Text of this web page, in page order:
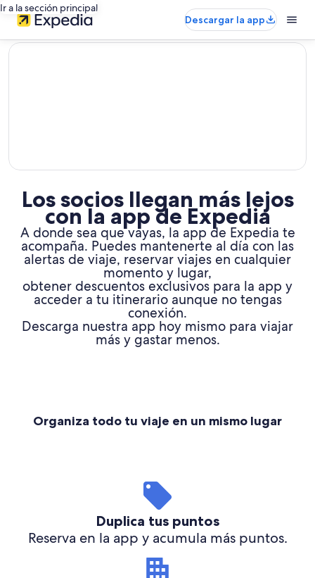
Ir a la sección principal
Descargar la app
editorial
Los socios llegan más lejos
con la app de Expedia
A donde sea que vayas, la app de Expedia te
acompaña. Puedes mantenerte al día con las
alertas de viaje, reservar viajes en cualquier
momento y lugar,
obtener descuentos exclusivos para la app y
acceder a tu itinerario aunque no tengas
conexión.
Descarga nuestra app hoy mismo para viajar
más y gastar menos.
Organiza todo tu viaje en un mismo lugar
Duplica tus puntos
Reserva en la app y acumula más puntos.